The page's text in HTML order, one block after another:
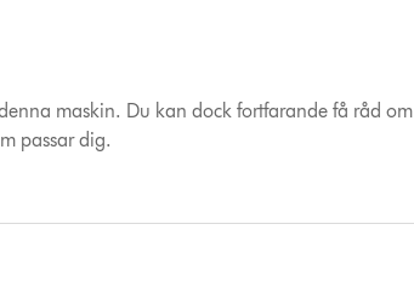
maskin. Du kan dock fortfarande få råd om
passar dig.